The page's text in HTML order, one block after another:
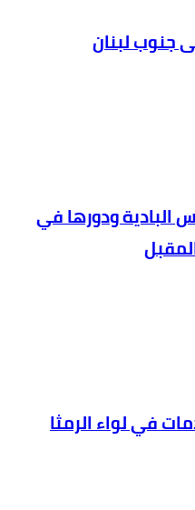
البادية ودورها في
في لواء الرمثا